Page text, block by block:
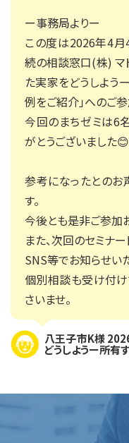
八王子市K様
どうしようー所有
ー事務局よりー
この度は2026年4月
続の相談窓口(株) マ
た実家をどうしよう
例をご紹介」へのご
今回のまちゼミは6
がとうございました😊
参考になったとのお
す。
今後とも是非ご参加
また、次回のセミナ
SNS等でお知らせい
個別相談も受け付
さいませ。